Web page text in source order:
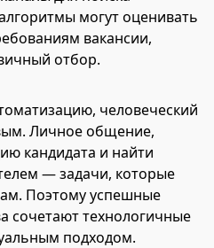
могут оценивать
вакансии,
отбор.
человеческий
Личное общение,
кандидата и найти
— задачи, которые
Поэтому успешные
сочетают технологичные
подходом.